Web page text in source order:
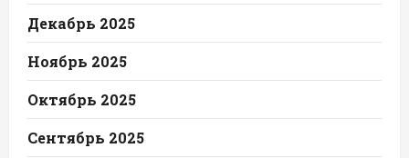
Декабрь 2025
Ноябрь 2025
Октябрь 2025
Сентябрь 2025